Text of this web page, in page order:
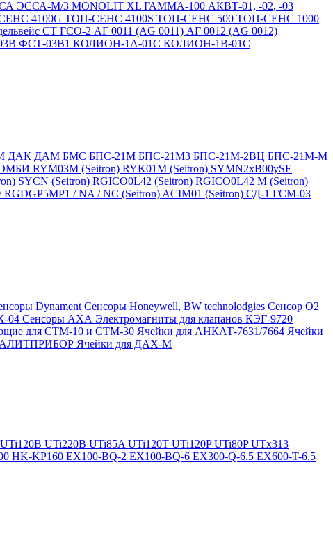
ЭССА-М/3 MONOLIT XL ГАММА-100 АКВТ-01, -02, -03
4100G ТОП-СЕНС 4100S ТОП-СЕНС 500 ТОП-СЕНС 1000
СТ ГСО-2 АГ 0011 (AG 0011) АГ 0012 (AG 0012)
ФСТ-03В1 КОЛИОН-1А-01С КОЛИОН-1В-01С
ДАК ДАМ БМС БПС-21М БПС-21М3 БПС-21М-2ВЦ БПС-21М-М
RYM03M (Seitron) RYK01M (Seitron) SYMN2хB00ySE
SYCN (Seitron) RGICO0L42 (Seitron) RGICO0L42 M (Seitron)
/ NA / NC (Seitron) ACIM01 (Seitron) СД-1 ГСМ-03
Dynament Сенсоры Honeywell, BW technolodgies Сенсор O2
04 Сенсоры АХА Электромагниты для клапанов КЭГ-9720
для СТМ-10 и СТМ-30 Ячейки для АНКАТ-7631/7664 Ячейки
Ячейки для ДАХ-М
UTi120B UTi220B UTi85A UTi120T UTi120PUTi80PUTx313
HK-KP160 EX100-BQ-2 EX100-BQ-6 EX300-Q-6.5 EX600-T-6.5